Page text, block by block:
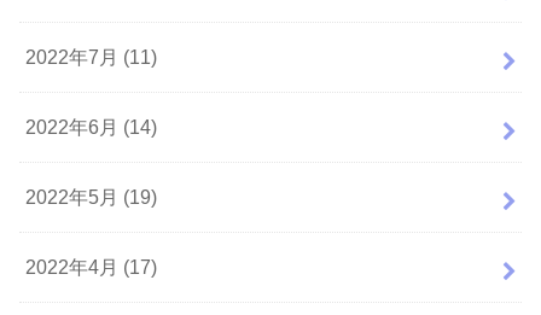
2022年7月 (11)
2022年6月 (14)
2022年5月 (19)
2022年4月 (17)